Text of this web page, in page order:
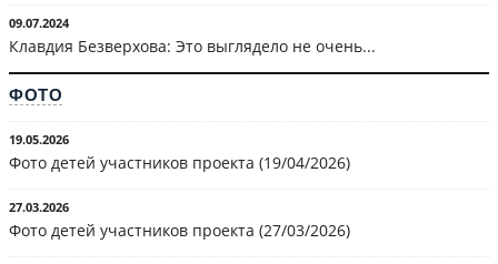
09.07.2024
Клавдия Безверхова: Это выглядело не очень...
ФОТО
19.05.2026
Фото детей участников проекта (19/04/2026)
27.03.2026
Фото детей участников проекта (27/03/2026)